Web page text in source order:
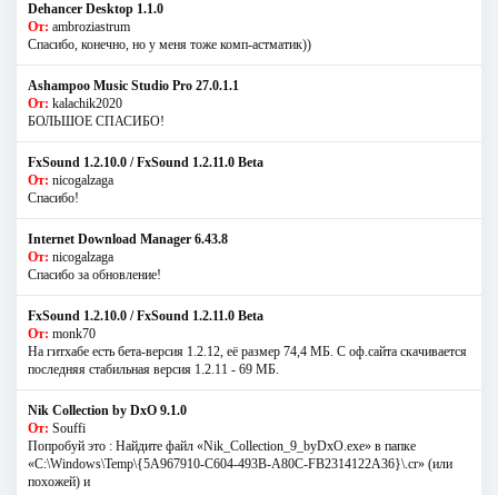
Dehancer Desktop 1.1.0
От: ambroziastrum
Спасибо, конечно, но у меня тоже комп-астматик))
Ashampoo Music Studio Pro 27.0.1.1
От: kalachik2020
БОЛЬШОЕ СПАСИБО!
FxSound 1.2.10.0 / FxSound 1.2.11.0 Beta
От: nicogalzaga
Спасибо!
Internet Download Manager 6.43.8
От: nicogalzaga
Спасибо за обновление!
FxSound 1.2.10.0 / FxSound 1.2.11.0 Beta
От: monk70
На гитхабе есть бета-версия 1.2.12, её размер 74,4 МБ. С оф.сайта скачивается
последняя стабильная версия 1.2.11 - 69 МБ.
Nik Collection by DxO 9.1.0
От: Souffi
Попробуй это : Найдите файл «Nik_Collection_9_byDxO.exe» в папке
«C:\Windows\Temp\{5A967910-C604-493B-A80C-FB2314122A36}\.cr» (или
похожей) и